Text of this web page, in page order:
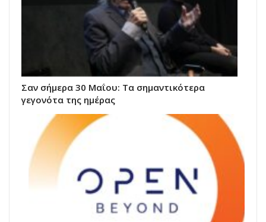
Σαν σήμερα 30 Μαΐου: Τα σημαντικότερα
γεγονότα της ημέρας